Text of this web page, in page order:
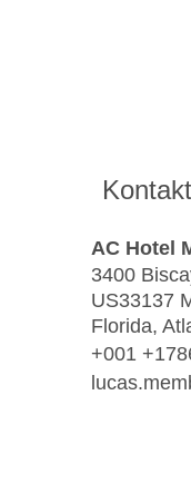
AC Hotel
3400
US33137
Florida,
+001